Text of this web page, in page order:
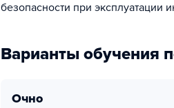
безопасности при эксплуатации
Варианты обучения
очно